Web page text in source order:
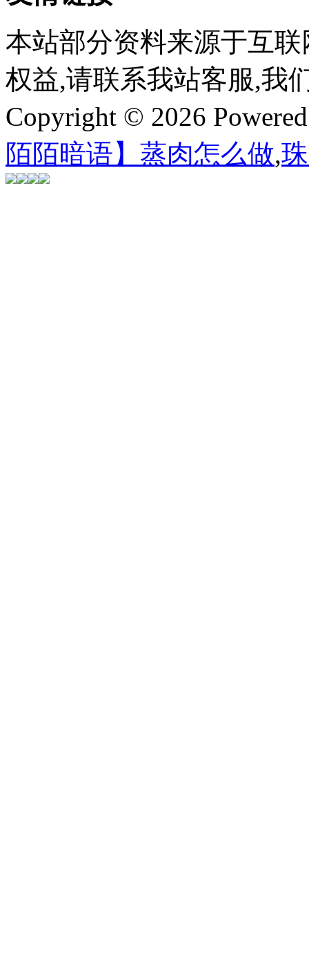
本站部分资料来源于互
权益,请联系我站客服,我
Copyright © 2026
陌陌暗语】蒸肉怎么做,